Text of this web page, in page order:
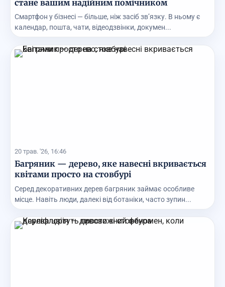
стане вашим надійним помічником
Смартфон у бізнесі — більше, ніж засіб зв’язку. В ньому є
календар, пошта, чати, відеодзвінки, докумен...
20 трав. '26, 16:46
Багряник — дерево, яке навесні вкривається
квітами просто на стовбурі
Серед декоративних дерев багряник займає особливе
місце. Навіть люди, далекі від ботаніки, часто зупин...